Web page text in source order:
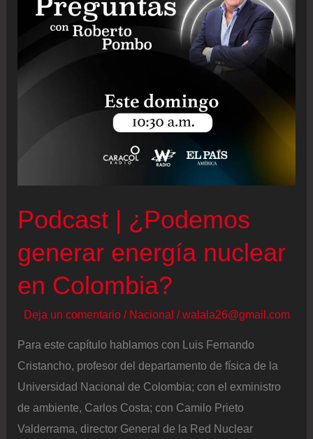
Podcast | ¿Podemos
generar energía nuclear
en Colombia?
Deja un comentario / Nacional /walala26@gmail.com
Para este capítulo hablamos con Luis Fernando
Cristancho, profesor del departamento de física de la
Universidad Nacional de Colombia; con el exministro
de ambiente, Carlos Costa; con Camilo Prieto
Valderrama, director General de la Red Nuclear